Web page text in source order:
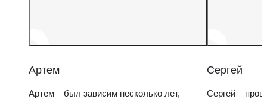
Артем
Артем – был зависим несколько лет,
Сергей
Сергей –